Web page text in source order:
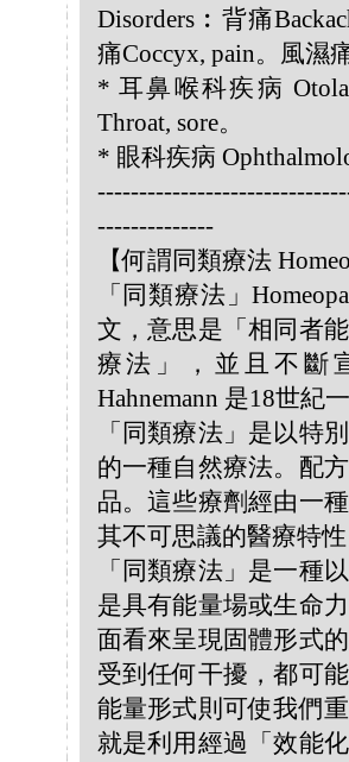
Disorders︰背痛
痛Coccyx, pain。風濕
* 耳鼻喉科疾病
Throat, sore。
* 眼科疾病
--------------
【何謂同類療法
「同類療法」
文，意思是「相同者
療法」，並且不斷
Hahnemann 是18世紀
「同類療法」是以特
的一種自然療法。配
品。這些療劑經由一
其不可思議的醫療特
「同類療法」是一種
是具有能量場或生命
面看來呈現固體形式
受到任何干擾，都可
能量形式則可使我們
就是利用經過「效能